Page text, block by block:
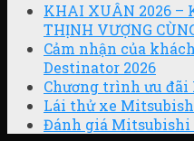
KHAI XUÂN 2026 –
THỊNH VƯỢNG
Cảm nhận của
Destinator 2026
Chương trình ưu
Lái thử xe
Đánh giá Mitsubishi